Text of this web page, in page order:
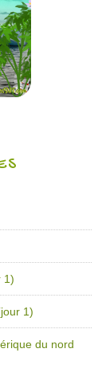
1)
1)
du nord